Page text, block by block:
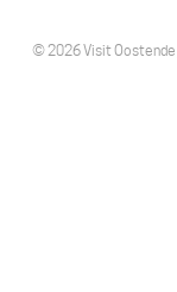
© 2026 Visit Oostende